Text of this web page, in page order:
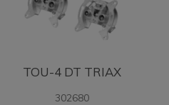
TOU-4 DT TRIAX
302680